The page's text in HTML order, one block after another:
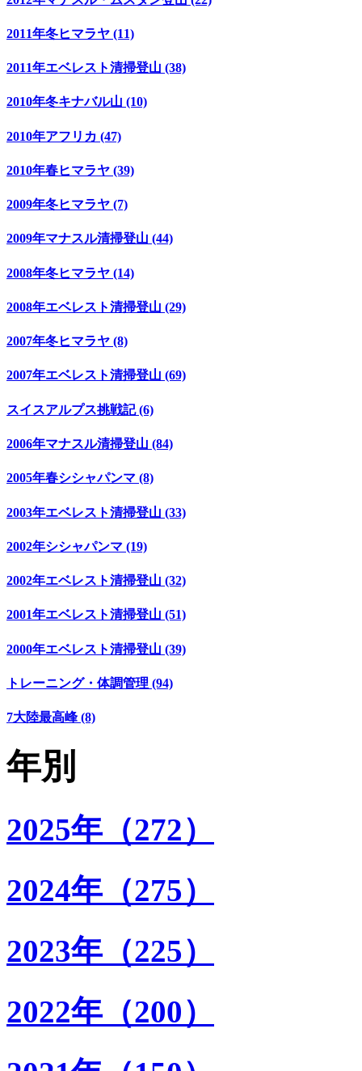
2011年冬ヒマラヤ (11)
2011年エベレスト清掃登山 (38)
2010年冬キナバル山 (10)
2010年アフリカ (47)
2010年春ヒマラヤ (39)
2009年冬ヒマラヤ (7)
2009年マナスル清掃登山 (44)
2008年冬ヒマラヤ (14)
2008年エベレスト清掃登山 (29)
2007年冬ヒマラヤ (8)
2007年エベレスト清掃登山 (69)
スイスアルプス挑戦記 (6)
2006年マナスル清掃登山 (84)
2005年春シシャパンマ (8)
2003年エベレスト清掃登山 (33)
2002年シシャパンマ (19)
2002年エベレスト清掃登山 (32)
2001年エベレスト清掃登山 (51)
2000年エベレスト清掃登山 (39)
トレーニング・体調管理 (94)
7大陸最高峰 (8)
年別
2025年（272）
2024年（275）
2023年（225）
2022年（200）